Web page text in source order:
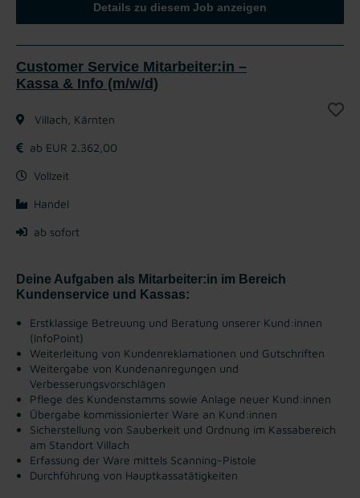
Details zu diesem Job anzeigen
Customer Service Mitarbeiter:in –
Kassa & Info (m/w/d)
Villach, Kärnten
ab EUR 2.362,00
Vollzeit
Handel
ab sofort
Deine Aufgaben als Mitarbeiter:in im Bereich
Kundenservice und Kassas:
Erstklassige Betreuung und Beratung unserer Kund:innen
(InfoPoint)
Weiterleitung von Kundenreklamationen und Gutschriften
Weitergabe von Kundenanregungen und
Verbesserungsvorschlägen
Pflege des Kundenstamms sowie Anlage neuer Kund:innen
Übergabe kommissionierter Ware an Kund:innen
Sicherstellung von Sauberkeit und Ordnung im Kassabereich
am Standort Villach
Erfassung der Ware mittels Scanning-Pistole
Durchführung von Hauptkassatätigkeiten